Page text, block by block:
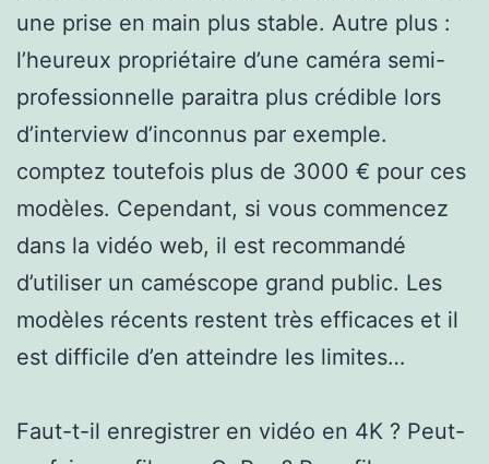
une prise en main plus stable. Autre plus :
l’heureux propriétaire d’une caméra semi-
professionnelle paraitra plus crédible lors
d’interview d’inconnus par exemple.
comptez toutefois plus de 3000 € pour ces
modèles. Cependant, si vous commencez
dans la vidéo web, il est recommandé
d’utiliser un caméscope grand public. Les
modèles récents restent très efficaces et il
est difficile d’en atteindre les limites…
Faut-t-il enregistrer en vidéo en 4K ? Peut-